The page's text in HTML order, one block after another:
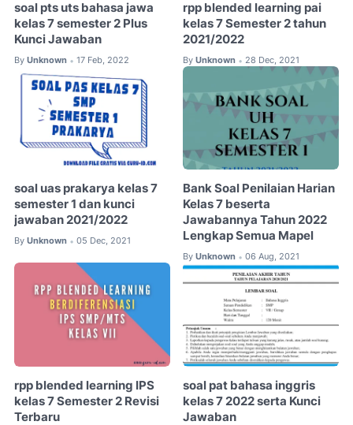
soal pts uts bahasa jawa
kelas 7 semester 2 Plus
Kunci Jawaban
By Unknown • 17 Feb, 2022
rpp blended learning pai
kelas 7 Semester 2 tahun
2021/2022
By Unknown • 28 Dec, 2021
soal uas prakarya kelas 7
semester 1 dan kunci
jawaban 2021/2022
By Unknown • 05 Dec, 2021
Bank Soal Penilaian Harian
Kelas 7 beserta
Jawabannya Tahun 2022
Lengkap Semua Mapel
By Unknown • 06 Aug, 2021
rpp blended learning IPS
kelas 7 Semester 2 Revisi
Terbaru
soal pat bahasa inggris
kelas 7 2022 serta Kunci
Jawaban